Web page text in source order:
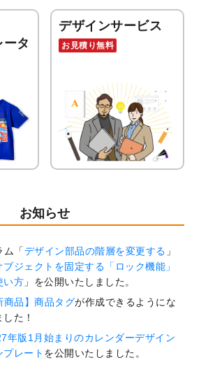
タ
デザインサービス
お見積り無料
お知らせ
ム「デザイン部品の階層を変更する 」
ブジェクトを固定する「ロック機能」
い方 」を公開いたしました。
商品】商品タグが作成できるようにな
した！
年版1月始まりのカレンダーデザイン
プレート を公開いたしました。